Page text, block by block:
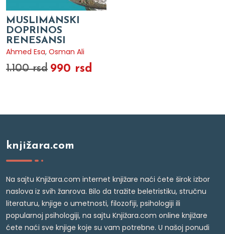
MUSLIMANSKI
DOPRINOS
RENESANSI
Ahmed Esa, Osman Ali
1.100 rsd 990 rsd
knjižara.com
Na sajtu Knjižara.com internet knjižare naći ćete širok izbor
naslova iz svih žanrova. Bilo da tražite beletristiku, stručnu
literaturu, knjige o umetnosti, filozofiji, psihologiji ili
popularnoj psihologiji, na sajtu Knjižara.com online knjižare
ćete naći sve knjige koje su vam potrebne. U našoj ponudi